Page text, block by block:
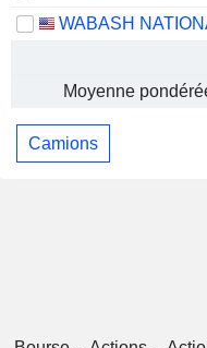
Moyenne
Camions